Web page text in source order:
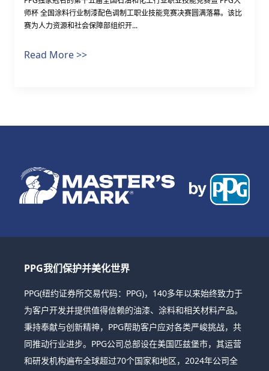
师杯 全国涂料行业制漆配色调制工职业技能竞赛决赛圆满落幕。该比
赛为人力资源和社会保障部组织开...
Read More >>
PPG我们保护并美化世界
PPG(纽约证券所交易代码：PPG)，140多年以来始终致力于
为客户开发并提供值得信赖的油漆、涂料和相关材料产品。
秉持奉献与创新精神，PPG帮助客户应对各类严峻挑战，共
同推动行业进步。PPG公司总部设在美国匹兹堡市，其运营
和研发机构遍布全球超过70个国家和地区，2024年公司全